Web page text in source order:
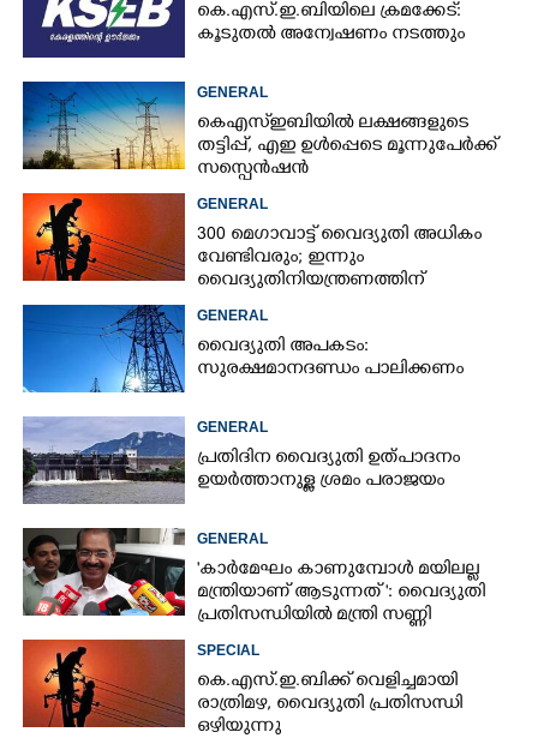
കെ.എസ്.ഇ.ബിയിലെ ക്രമക്കേട്:
കൂടുതൽ അന്വേഷണം നടത്തും
GENERAL
കെഎസ്ഇബിയിൽ ലക്ഷങ്ങളുടെ
തട്ടിപ്പ്,​ എഇ ഉൾപ്പെടെ മൂന്നുപേർക്ക്
സസ്പെൻഷൻ
GENERAL
300 മെഗാവാട്ട് വൈദ്യുതി അധികം
വേണ്ടിവരും; ഇന്നും
വൈദ്യുതിനിയന്ത്രണത്തിന്
GENERAL
വൈദ്യുതി അപകടം:
സുരക്ഷമാനദണ്ഡം പാലിക്കണം
GENERAL
പ്രതിദിന വൈദ്യുതി ഉത്പാദനം
ഉയർത്താനുള്ള ശ്രമം പരാജയം
GENERAL
'കാര്‍മേഘം കാണുമ്പോള്‍ മയിലല്ല
മന്ത്രിയാണ് ആടുന്നത് ': വൈദ്യുതി
പ്രതിസന്ധിയിൽ മന്ത്രി സണ്ണി
SPECIAL
കെ.എസ്.ഇ.ബിക്ക് വെളിച്ചമായി
രാത്രിമഴ, വൈദ്യുതി പ്രതിസന്ധി
ഒഴിയുന്നു